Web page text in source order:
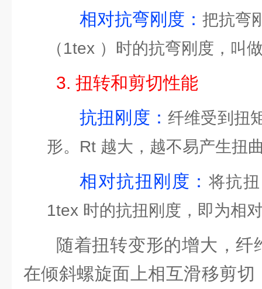
相对抗弯刚度： 把抗弯
（1tex ）时的抗弯刚度，叫
3. 扭转和剪切性能
抗扭刚度：纤维受到扭
形。Rt 越大，越不易产生扭
相对抗扭刚度： 将抗
1tex 时的抗扭刚度，即为相
随着扭转变形的增大，纤
在倾斜螺旋面上相互滑移剪